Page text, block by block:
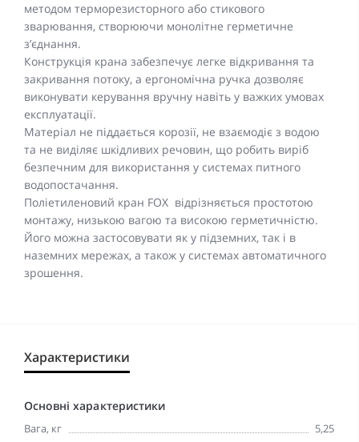
методом терморезисторного або стикового
зварювання, створюючи монолітне герметичне
з’єднання.
Конструкція крана забезпечує легке відкривання та
закривання потоку, а ергономічна ручка дозволяє
виконувати керування вручну навіть у важких умовах
експлуатації.
Матеріал не піддається корозії, не взаємодіє з водою
та не виділяє шкідливих речовин, що робить виріб
безпечним для використання у системах питного
водопостачання.
Поліетиленовий кран FOX відрізняється простотою
монтажу, низькою вагою та високою герметичністю.
Його можна застосовувати як у підземних, так і в
наземних мережах, а також у системах автоматичного
зрошення.
Характеристики
Основні характеристики
Вага, кг
5,25